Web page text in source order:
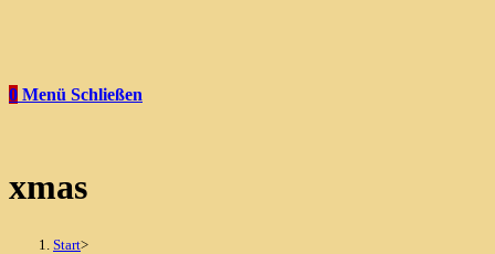
0 Menü Schließen
xmas
Start>